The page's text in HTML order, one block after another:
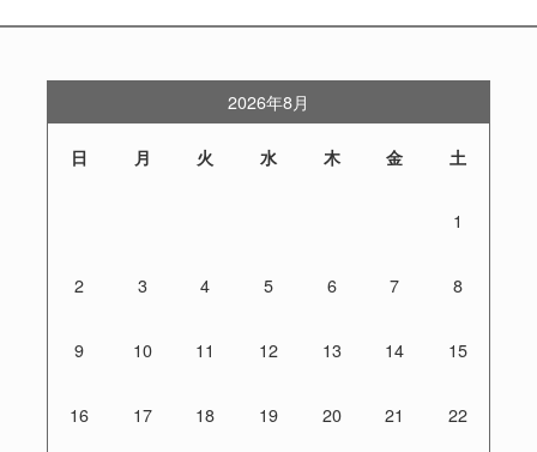
2026年8月
日 月 火 水 木 金 土
1
2 3 4 5 6 7 8
9 10 11 12 13 14 15
16 17 18 19 20 21 22